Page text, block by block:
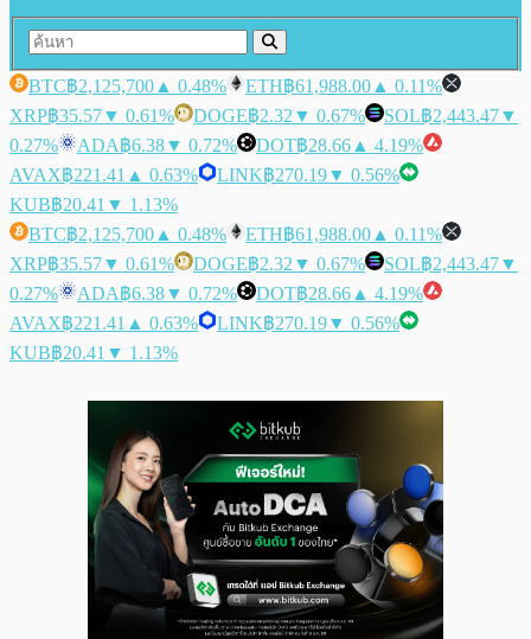
BTC฿2,125,700 ▲ 0.48% ETH฿61,988.00 ▲ 0.11%
XRP฿35.57▼ 0.61% DOGE฿2.32 ▼ 0.67% SOL฿2,443.47▼
0.27%
ADA฿6.38▼ 0.72% DOT฿28.66 ▲ 4.19%
AVAX฿221.41 ▲ 0.63% LINK฿270.19▼ 0.56%
KUB฿20.41 ▼ 1.13%
BTC฿2,125,700 ▲ 0.48% ETH฿61,988.00 ▲ 0.11%
XRP฿35.57▼ 0.61% DOGE฿2.32 ▼ 0.67% SOL฿2,443.47▼
0.27%
ADA฿6.38▼ 0.72% DOT฿28.66 ▲ 4.19%
AVAX฿221.41 ▲ 0.63% LINK฿270.19▼ 0.56%
KUB฿20.41 ▼ 1.13%